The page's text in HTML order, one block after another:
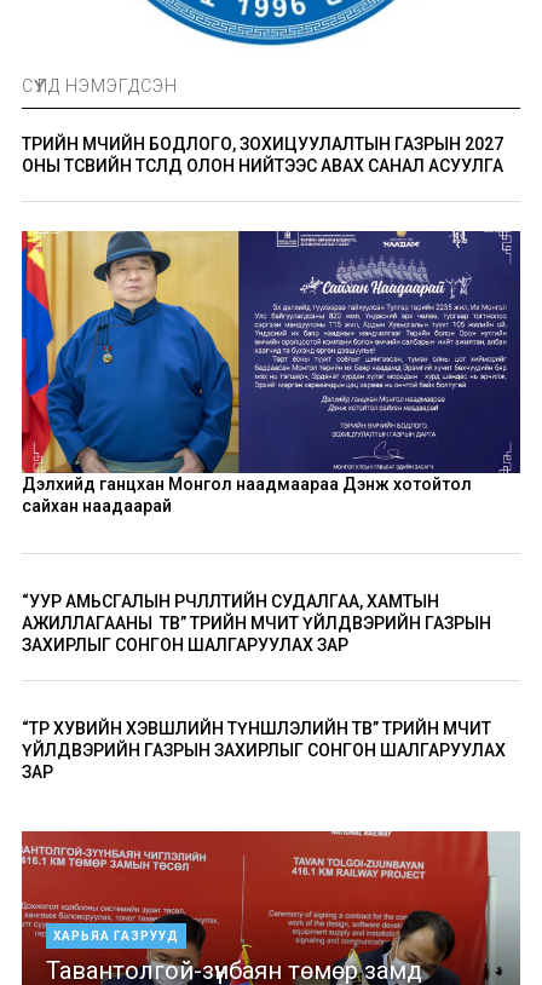
СҮҮЛД НЭМЭГДСЭН
ТӨРИЙН ӨМЧИЙН БОДЛОГО, ЗОХИЦУУЛАЛТЫН ГАЗРЫН 2027
ОНЫ ТӨСВИЙН ТӨСӨЛД ОЛОН НИЙТЭЭС АВАХ САНАЛ АСУУЛГА
Дэлхийд ганцхан Монгол наадмаараа Дэнж хотойтол
сайхан наадаарай
“УУР АМЬСГАЛЫН ӨӨРЧЛӨЛТИЙН СУДАЛГАА, ХАМТЫН
АЖИЛЛАГААНЫ ТӨВ” ТӨРИЙН ӨМЧИТ ҮЙЛДВЭРИЙН ГАЗРЫН
ЗАХИРЛЫГ СОНГОН ШАЛГАРУУЛАХ ЗАР
“ТӨР ХУВИЙН ХЭВШЛИЙН ТҮНШЛЭЛИЙН ТӨВ” ТӨРИЙН ӨМЧИТ
ҮЙЛДВЭРИЙН ГАЗРЫН ЗАХИРЛЫГ СОНГОН ШАЛГАРУУЛАХ
ЗАР
ХАРЬЯА ГАЗРУУД
Тавантолгой-зүүнбаян төмөр замд